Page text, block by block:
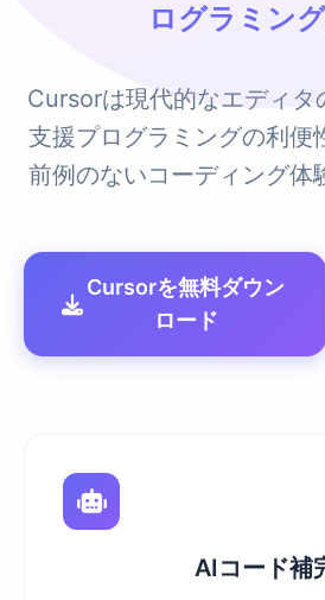
ログラミン
Cursorは現代的なエディタ
支援プログラミングの利便
前例のないコーディング体
Cursorを無料ダウン
ロード
AIコード補